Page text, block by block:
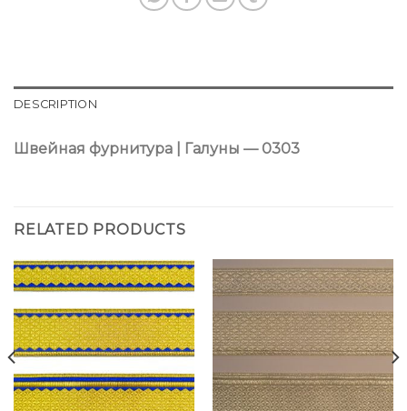
DESCRIPTION
Швейная фурнитура | Галуны — 0303
RELATED PRODUCTS